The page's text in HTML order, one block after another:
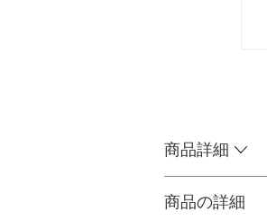
商品詳細
商品の詳細